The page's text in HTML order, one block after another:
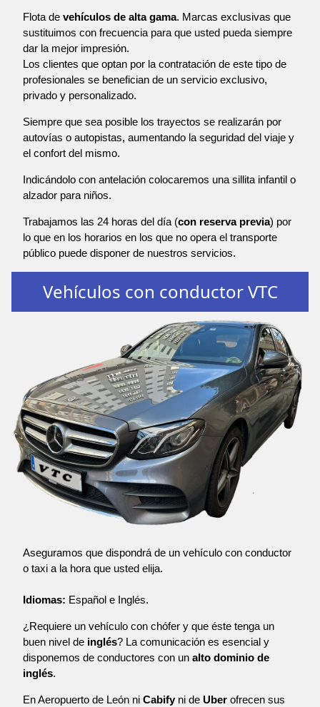
Flota de vehículos de alta gama. Marcas exclusivas que
sustituimos con frecuencia para que usted pueda siempre
dar la mejor impresión.
Los clientes que optan por la contratación de este tipo de
profesionales se benefician de un servicio exclusivo,
privado y personalizado.
Siempre que sea posible los trayectos se realizarán por
autovías o autopistas, aumentando la seguridad del viaje y
el confort del mismo.
Indicándolo con antelación colocaremos una sillita infantil o
alzador para niños.
Trabajamos las 24 horas del día (con reserva previa) por
lo que en los horarios en los que no opera el transporte
público puede disponer de nuestros servicios.
Vehículos con conductor VTC
Aseguramos que dispondrá de un vehículo con conductor
o taxi a la hora que usted elija.
Idiomas: Español e Inglés.
¿Requiere un vehículo con chófer y que éste tenga un
buen nivel de inglés? La comunicación es esencial y
disponemos de conductores con un alto dominio de
inglés.
En Aeropuerto de León ni Cabify ni de Uber ofrecen sus